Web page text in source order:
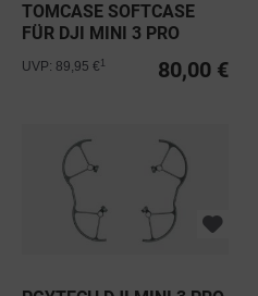
TOMCASE SOFTCASE
FÜR DJI MINI 3 PRO
80,00 €
UVP: 89,95 €